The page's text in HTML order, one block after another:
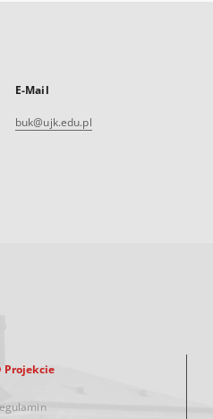
E-Mail
buk@ujk.edu.pl
Projekcie